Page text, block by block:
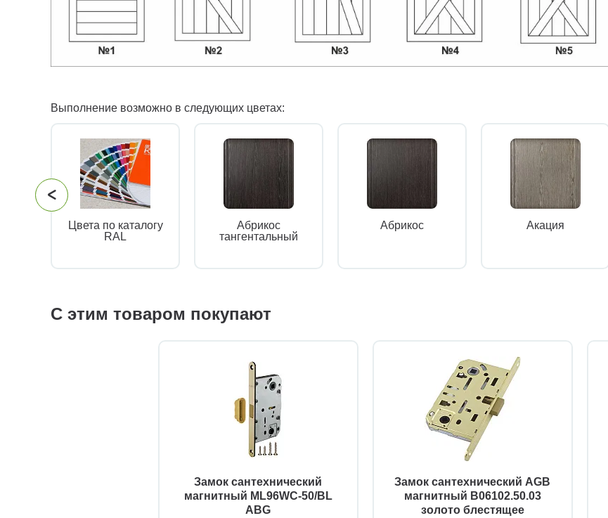
Выполнение возможно в следующих цветах:
Цвета по каталогу
RAL
Абрикос
тангентальный
Абрикос Акация
С этим товаром покупают
Замок сантехнический
магнитный ML96WC-50/BL
ABG
Замок сантехнический AGB
магнитный B06102.50.03
золото блестящее